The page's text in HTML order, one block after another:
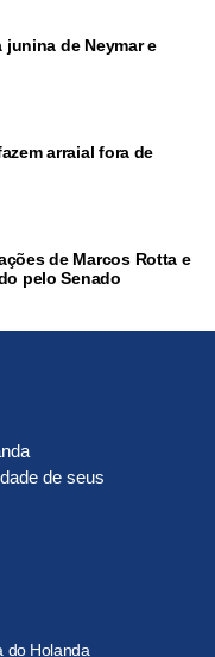
junina de Neymar e
arraial fora de
de Marcos Rotta e
pelo Senado
de seus
do Holanda